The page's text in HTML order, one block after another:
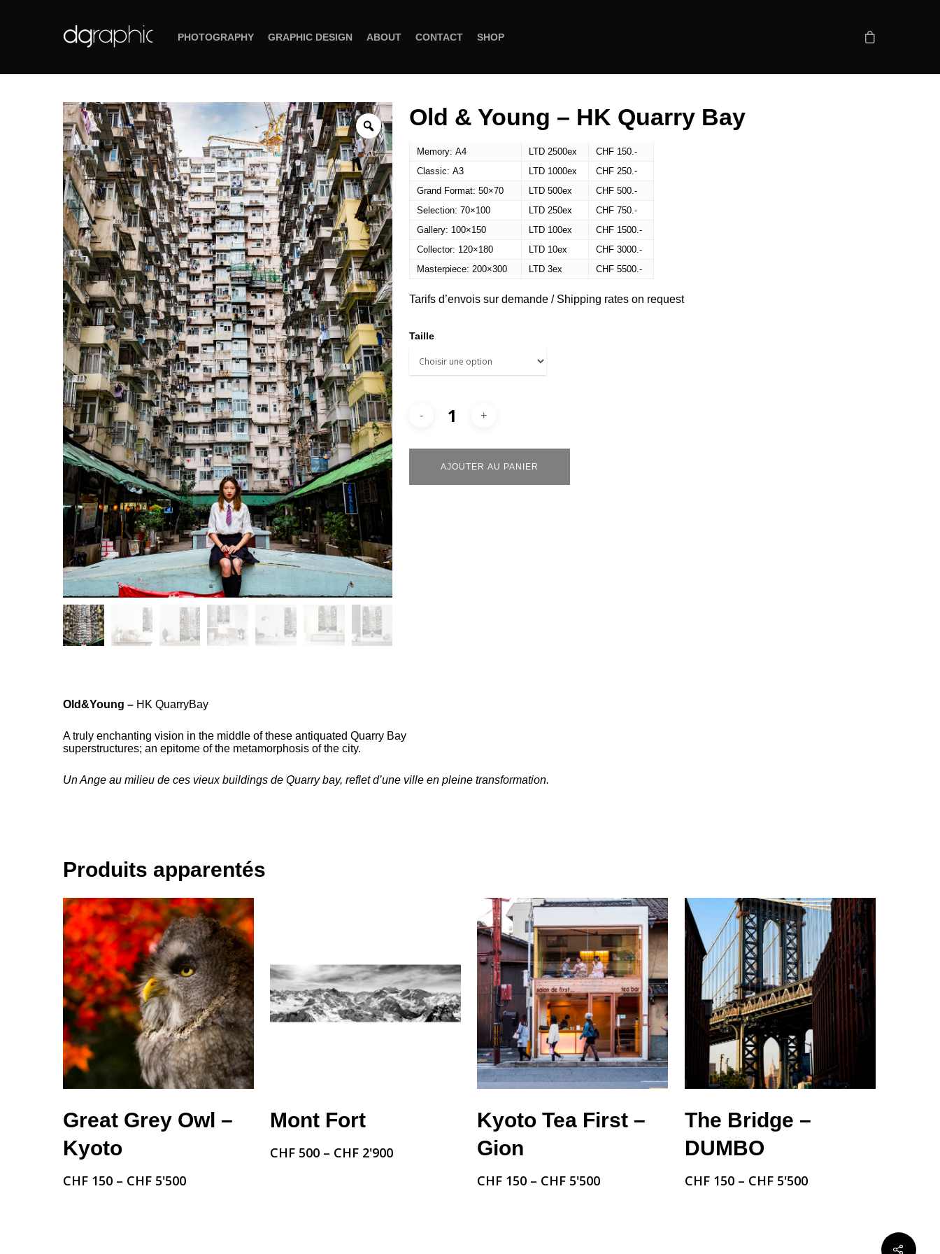
PHOTOGRAPHY GRAPHIC DESIGN ABOUT CONTACT SHOP
Old & Young – HK Quarry Bay
Memory: A4 LTD 2500ex
CHF 150.-
Classic: A3
LTD 1000ex
CHF 250.-
Grand Format: 50×70
LTD 500ex
CHF 500.-
Selection: 70×100
LTD 250ex
CHF 750.-
Gallery: 100×150
LTD 100ex
CHF 1500.-
Collector: 120×180
LTD 10ex
CHF 3000.-
Masterpiece: 200×300
LTD 3ex CHF 5500.-
Tarifs d’envois sur demande / Shipping rates on request
Taille
AJOUTER AU PANIER
Old&Young – HK QuarryBay
A truly enchanting vision in the middle of these antiquated Quarry Bay
superstructures; an epitome of the metamorphosis of the city.
Un Ange au milieu de ces vieux buildings de Quarry bay, reflet d’une ville en pleine transformation.
Produits apparentés
Great Grey Owl –
Kyoto
CHF 150 – CHF 5'500
Mont Fort
CHF 500 – CHF 2'900
Kyoto Tea First –
Gion
CHF 150 – CHF 5'500
The Bridge –
DUMBO
CHF150– CHF5'500